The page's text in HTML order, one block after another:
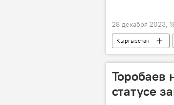
28 декабря 2023,
Кыргызстан
Торобаев
статусе